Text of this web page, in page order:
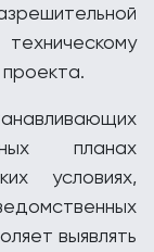
планах
условиях,
выявлять